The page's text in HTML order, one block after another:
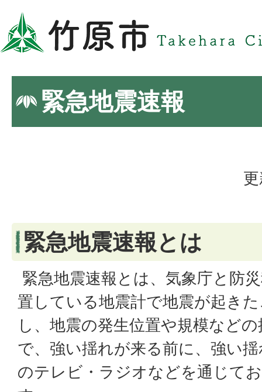
緊急地震速報
緊急地震速報とは
緊急地震速報とは、気象庁と防
置している地震計で地震が起き
し、地震の発生位置や規模など
で、強い揺れが来る前に、強い
のテレビ・ラジオなどを通じて